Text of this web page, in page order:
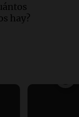
hay?